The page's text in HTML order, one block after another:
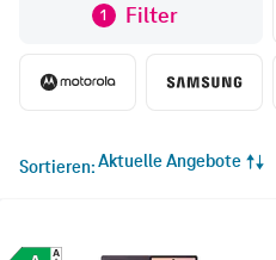
1 Filter
Sortieren Aktuelle Angebote